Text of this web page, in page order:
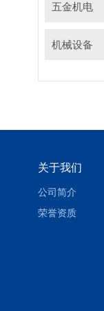
五金机电
机械设备
关于我们
公司简介
荣誉资质